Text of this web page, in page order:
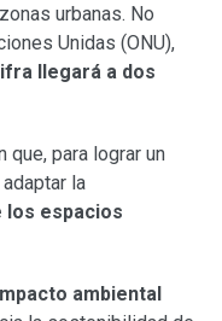
urbanas. No
Unidas (ONU),
llegará a dos
para lograr un
la
los espacios
ambiental